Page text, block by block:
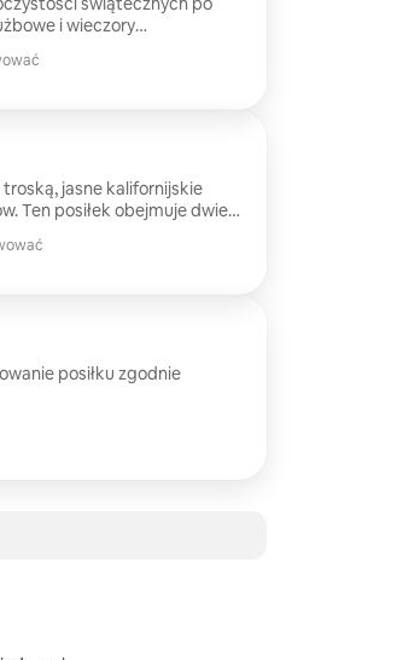
i wieczory
chwili. Podczas koktajlu
jasne kalifornijskie
Ten posiłek obejmuje dwie
Menu jest starannie
żywieniowych klienta.
posiłku zgodnie